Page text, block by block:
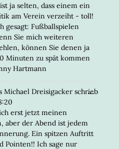
ja selten, dass einem ein
am Verein verzeiht - toll!
gesagt: Fußballspielen
Sie mich weiteren
können Sie denen ja
Minuten zu spät kommen
Hartmann
Michael Dreisigacker schrieb
erst jetzt meinen
aber der Abend ist jedem
Ein spitzen Auftritt
Pointen!! Ich sage nur
...DIESE